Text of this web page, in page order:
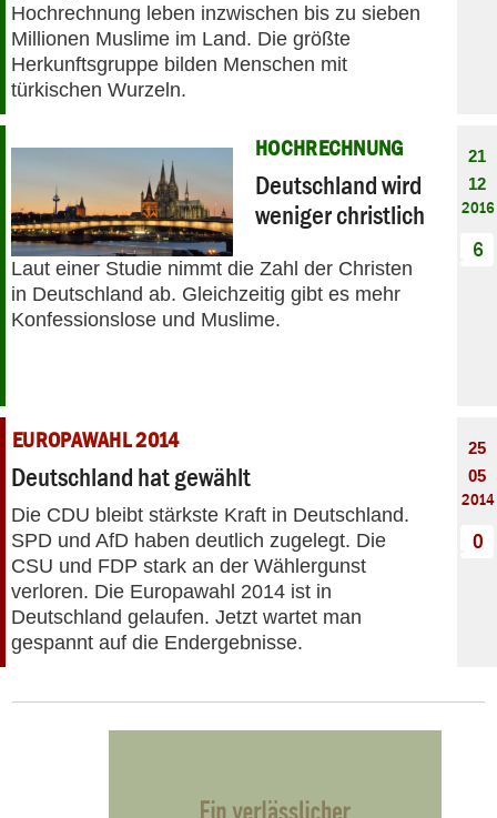
Hochrechnung leben inzwischen bis zu sieben
Millionen Muslime im Land. Die größte
Herkunftsgruppe bilden Menschen mit
türkischen Wurzeln.
HOCHRECHNUNG
Deutschland wird
weniger christlich
Laut einer Studie nimmt die Zahl der Christen
in Deutschland ab. Gleichzeitig gibt es mehr
Konfessionslose und Muslime.
21
12
2016
6
EUROPAWAHL 2014
Deutschland hat gewählt
Die CDU bleibt stärkste Kraft in Deutschland.
SPD und AfD haben deutlich zugelegt. Die
CSU und FDP stark an der Wählergunst
verloren. Die Europawahl 2014 ist in
Deutschland gelaufen. Jetzt wartet man
gespannt auf die Endergebnisse.
25
05
2014
0